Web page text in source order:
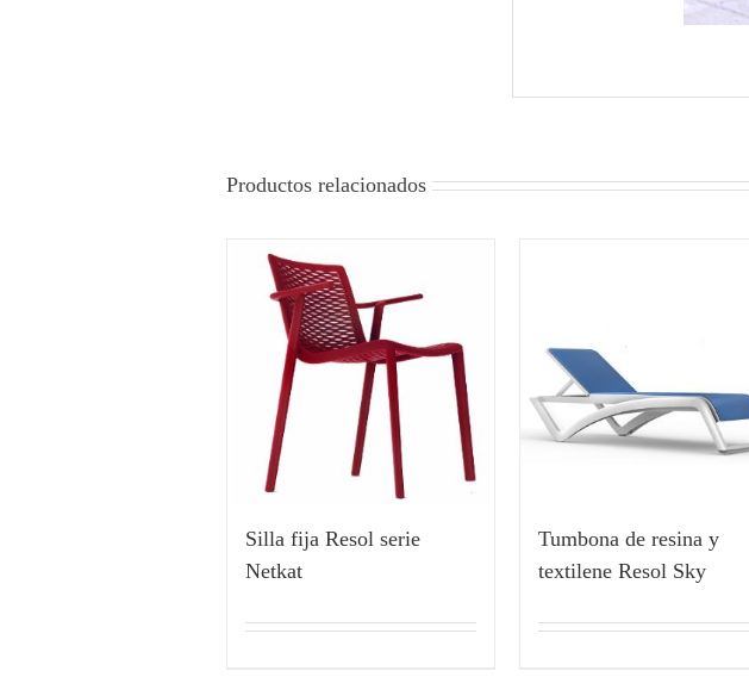
Productos relacionados
Silla fija Resol serie
Netkat
Tumbona de resina y
textilene Resol Sky